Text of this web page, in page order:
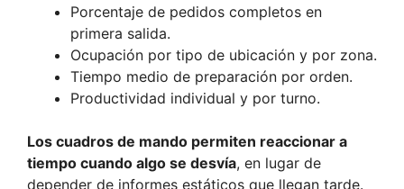
Porcentaje de pedidos completos en
primera salida.
Ocupación por tipo de ubicación y por zona.
Tiempo medio de preparación por orden.
Productividad individual y por turno.
Los cuadros de mando permiten reaccionar a
tiempo cuando algo se desvía, en lugar de
depender de informes estáticos que llegan tarde.